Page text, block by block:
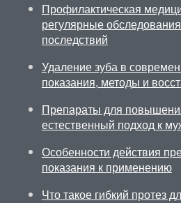
Профилактическая
регулярные
последствий
Удаление зуба в
показания, методы и
Препараты для
естественный подход к
Особенности действия
показания к применению
Что такое гибкий протез